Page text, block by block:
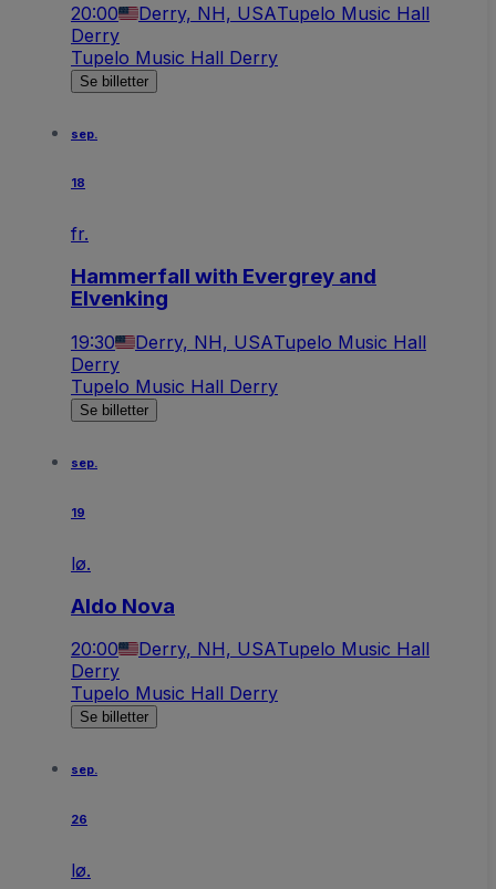
20:00 Derry, NH, USATupelo Music Hall
Derry
Tupelo Music Hall Derry
Se billetter
sep.
18
fr.
Hammerfall with Evergrey and
Elvenking
19:30 Derry, NH, USATupelo Music Hall
Derry
Tupelo Music Hall Derry
Se billetter
sep.
19
lø.
Aldo Nova
20:00 Derry, NH, USATupelo Music Hall
Derry
Tupelo Music Hall Derry
Se billetter
sep.
26
lø.